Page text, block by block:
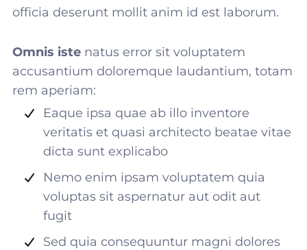
officia deserunt mollit anim id est laborum.
Omnis iste natus error sit voluptatem
accusantium doloremque laudantium, totam
rem aperiam:
Eaque ipsa quae ab illo inventore
veritatis et quasi architecto beatae vitae
dicta sunt explicabo
Nemo enim ipsam voluptatem quia
voluptas sit aspernatur aut odit aut
fugit
Sed quia consequuntur magni dolores